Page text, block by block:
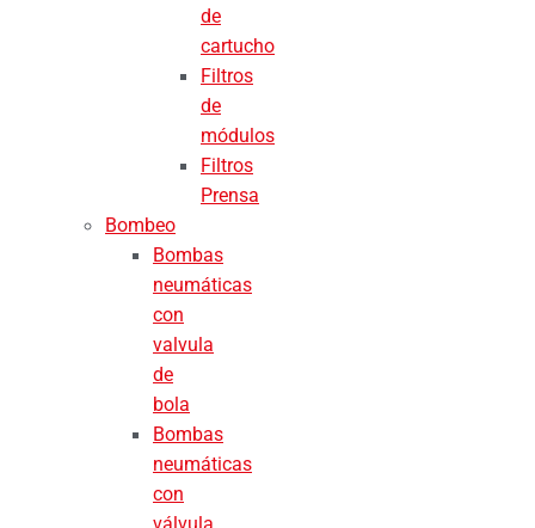
de
cartucho
Filtros
de
módulos
Filtros
Prensa
Bombeo
Bombas
neumáticas
con
valvula
de
bola
Bombas
neumáticas
con